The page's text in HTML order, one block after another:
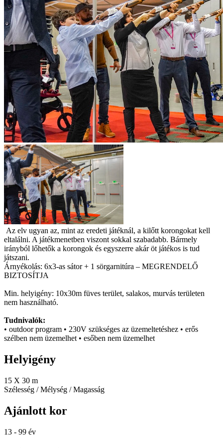
Az elv ugyan az, mint az eredeti játéknál, a kilőtt korongokat kell
eltalálni. A játékmenetben viszont sokkal szabadabb. Bármely
irányból lőhetők a korongok és egyszerre akár öt játékos is tud
játszani.
Árnyékolás: 6x3-as sátor + 1 sörgarnitúra – MEGRENDELŐ
BIZTOSÍTJA
Min. helyigény: 10x30m füves terület, salakos, murvás területen
nem használható.
Tudnivalók:
• outdoor program • 230V szükséges az üzemeltetéshez • erős
szélben nem üzemelhet • esőben nem üzemelhet
Helyigény
15 X 30 m
Szélesség / Mélység / Magasság
Ajánlott kor
13 - 99 év